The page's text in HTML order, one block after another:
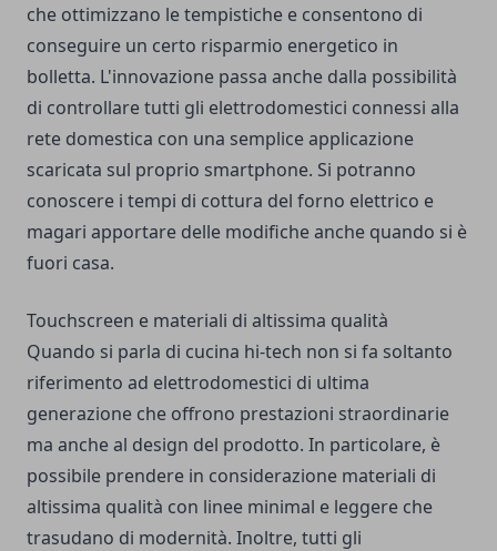
che ottimizzano le tempistiche e consentono di
conseguire un certo risparmio energetico in
bolletta. L'innovazione passa anche dalla possibilità
di controllare tutti gli elettrodomestici connessi alla
rete domestica con una semplice applicazione
scaricata sul proprio smartphone. Si potranno
conoscere i tempi di cottura del forno elettrico e
magari apportare delle modifiche anche quando si è
fuori casa.
Touchscreen e materiali di altissima qualità
Quando si parla di cucina hi-tech non si fa soltanto
riferimento ad elettrodomestici di ultima
generazione che offrono prestazioni straordinarie
ma anche al design del prodotto. In particolare, è
possibile prendere in considerazione materiali di
altissima qualità con linee minimal e leggere che
trasudano di modernità. Inoltre, tutti gli